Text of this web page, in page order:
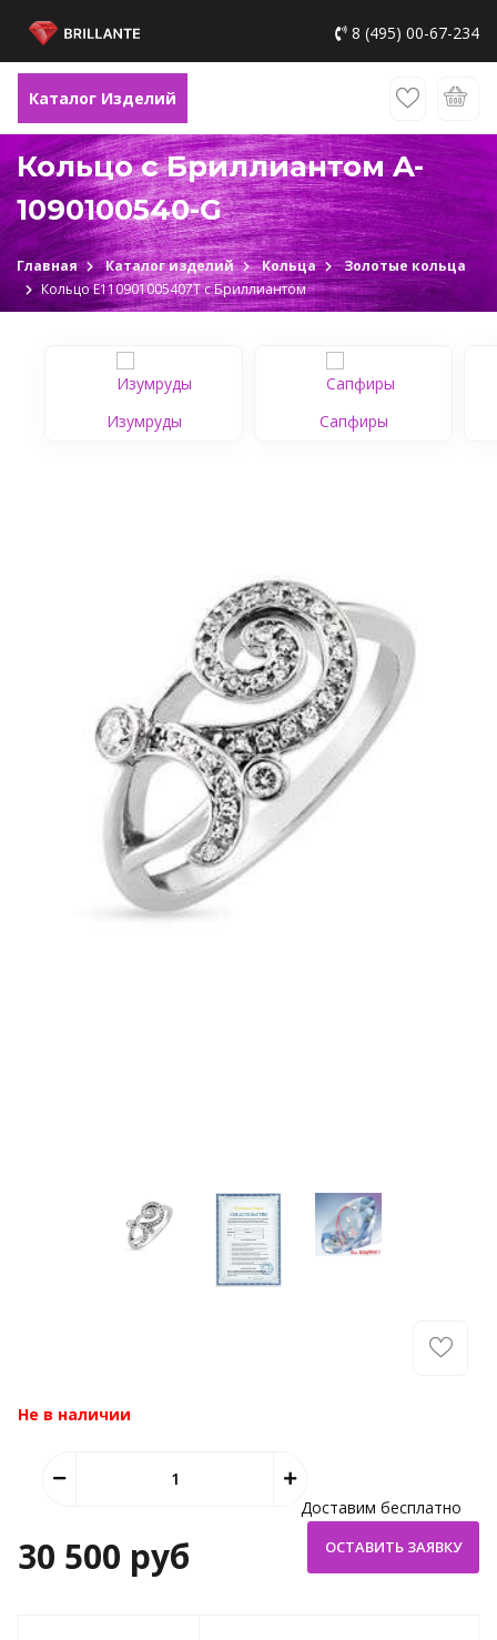
8 (495) 00-67-234
Каталог Изделий
Кольцо с Бриллиантом A-
1090100540-G
Главная Каталог изделий Кольца
Золотые кольца
Кольцо Е110901005407Т c Бриллиантом
Изумруды Сапфиры
Не в наличии
30 500 руб
Доставим бесплатно